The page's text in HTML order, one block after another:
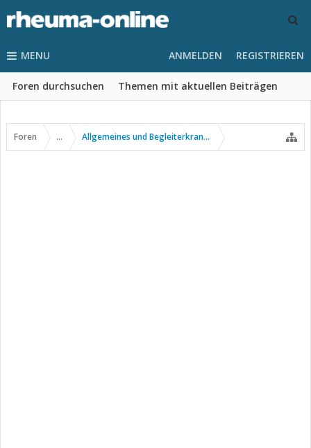
MENU
Foren durchsuchen Themen mit aktuellen Beiträgen
ANMELDEN REGISTRIEREN
Foren ... Allgemeines und Begleiterkrankungen